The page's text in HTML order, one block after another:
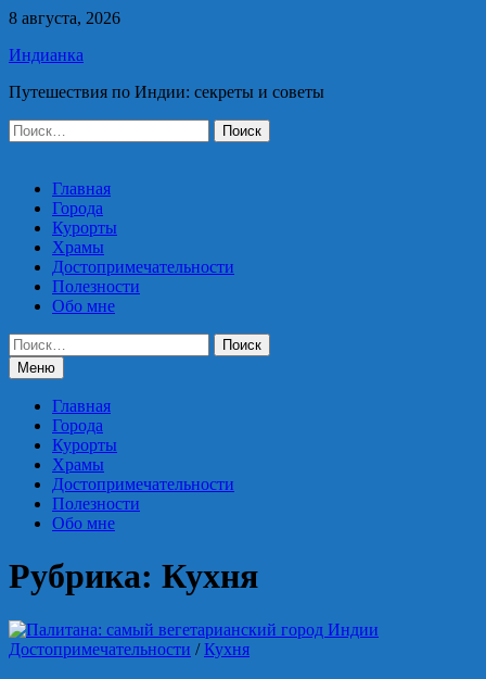
Перейти
содержимому
8 августа, 2026
Индианка
Путешествия по Индии: секреты и советы
Найти:
Главная
Города
Курорты
Храмы
Достопримечательности
Полезности
Обо мне
Найти:
Меню
Главная
Города
Курорты
Храмы
Достопримечательности
Полезности
Обо мне
Рубрика: Кухня
Достопримечательности /Кухня